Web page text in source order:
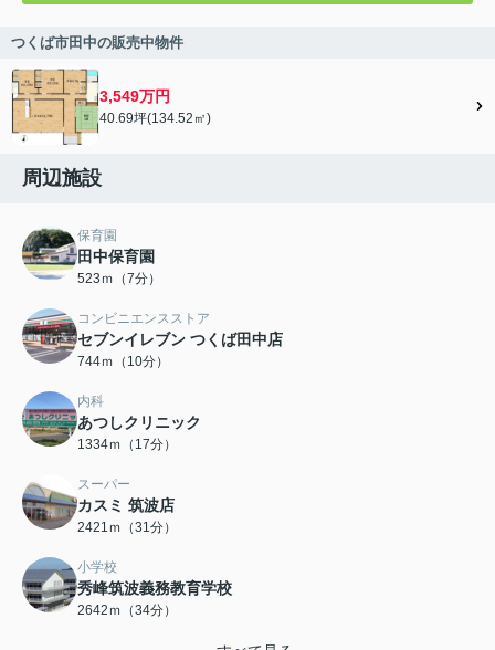
つくば市田中の販売中物件
3,549万円
40.69坪(134.52㎡)
周辺施設
保育園
田中保育園
523ｍ（7分）
コンビニエンスストア
セブンイレブン つくば田中店
744ｍ（10分）
内科
あつしクリニック
1334ｍ（17分）
スーパー
カスミ 筑波店
2421ｍ（31分）
小学校
秀峰筑波義務教育学校
2642ｍ（34分）